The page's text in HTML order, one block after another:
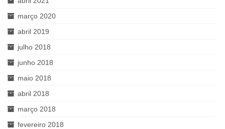
março 2020
abril 2019
julho 2018
junho 2018
maio 2018
abril 2018
março 2018
fevereiro 2018